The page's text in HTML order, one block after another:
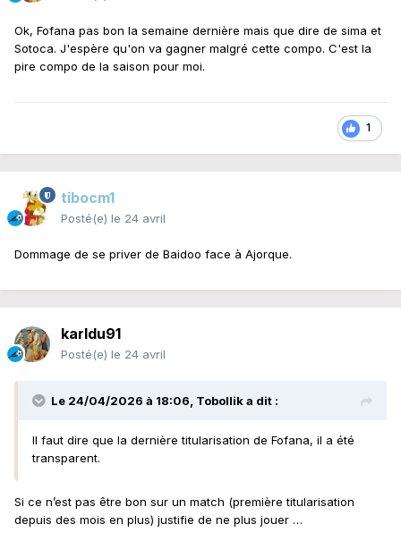
Ok, Fofana pas bon la semaine dernière mais que dire de sima et
Sotoca. J'espère qu'on va gagner malgré cette compo. C'est la
pire compo de la saison pour moi.
1
tibocm1
Posté(e) le 24 avril
Dommage de se priver de Baidoo face à Ajorque.
karldu91
Posté(e) le 24 avril
Le 24/04/2026 à 18:06, Tobollika dit :
Il faut dire que la dernière titularisation de Fofana, il a été
transparent.
Si ce n’est pas être bon sur un match (première titularisation
depuis des mois en plus) justifie de ne plus jouer …